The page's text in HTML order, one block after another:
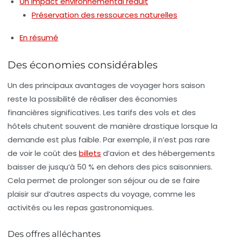
Préservation des ressources naturelles
En résumé
Des économies considérables
Un des principaux avantages de voyager hors saison
reste la possibilité de réaliser des économies
financières significatives. Les tarifs des vols et des
hôtels chutent souvent de manière drastique lorsque la
demande est plus faible. Par exemple, il n’est pas rare
de voir le coût des billets d’avion et des hébergements
baisser de jusqu’à 50 % en dehors des pics saisonniers.
Cela permet de prolonger son séjour ou de se faire
plaisir sur d’autres aspects du voyage, comme les
activités ou les repas gastronomiques.
Des offres alléchantes